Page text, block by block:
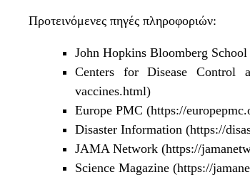
Προτεινόμενες πηγές πληροφοριών:
John Hopkins Bloomberg
Centers for Disease Control
vaccines.html)
Europe PMC (https://
Disaster Information (https://
JAMA Network (https://
Science Magazine (https://